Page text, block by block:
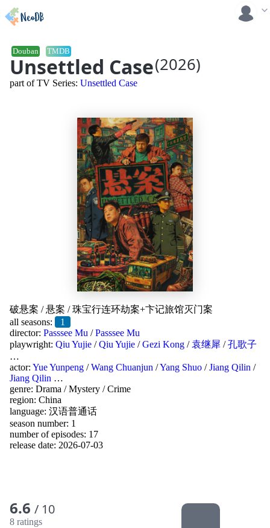
Unsettled Case (2026)
Douban TMDB
破悬案 /悬案 /珠宝行连环劫案+卞记旅馆灭门案
all seasons:
1
director: Passsee Mu /Passsee Mu
playwright: Qiu Yujie /Qiu Yujie /Gezi Kong / 袁继犀 /孔歌子
…
actor: Yue Yunpeng /Wang Chuanjun /Yang Shuo /Jiang Qilin /
Jiang Qilin …
genre: Drama /Mystery /Crime
region: China
language: 汉语普通话
season number: 1
number of episodes: 17
release date: 2026-07-03
6.6 / 10
8 ratings
part of TV Series: Unsettled Case